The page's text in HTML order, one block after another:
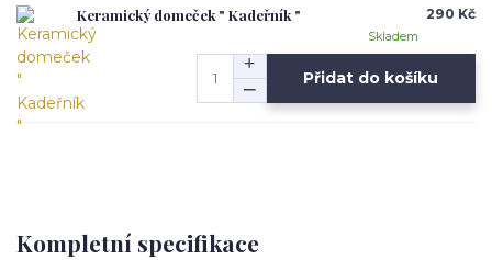
Keramický domeček " Kadeřník " 290 Kč
Skladem
Přidat do košíku
Kompletní specifikace